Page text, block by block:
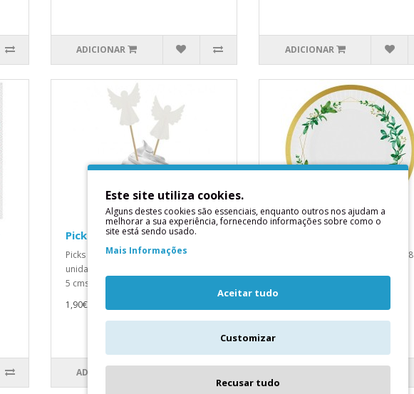
ADICIONAR ADICIONAR
Picks Asas Anjo
Picks Asas AnjoContém: 12
unidadesMedidas Aproximadas: 12 x
5 cms..
1,90€
ADICIONAR
6 PratosMedidas Aproximadas: 18
1,90€
Este site utiliza cookies.
Alguns destes cookies são essenciais, enquanto outros nos ajudam a
melhorar a sua experiência, fornecendo informações sobre como o
site está sendo usado.
Mais Informações
Aceitar tudo
Customizar
Recusar tudo